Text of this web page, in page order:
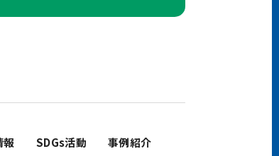
報 SDGs活動 事例紹介